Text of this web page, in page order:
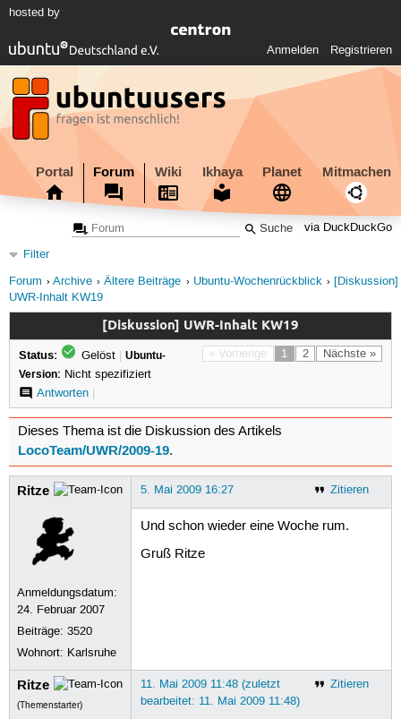
hosted by
Anmelden Registrieren
Portal Forum Wiki Ikhaya Planet Mitmachen
via DuckDuckGo
Filter
Forum
Archive Ältere Beiträge Ubuntu-Wochenrückblick
[Diskussion]
UWR-Inhalt KW19
[Diskussion] UWR-Inhalt KW19
« Vorherige 1 2 Nächste »
Status: Gelöst | Ubuntu-
Version: Nicht spezifiziert
Antworten|
Dieses Thema ist die Diskussion des Artikels
LocoTeam/UWR/2009-19.
Ritze
Anmeldungsdatum:
24. Februar 2007
Beiträge:3520
Wohnort: Karlsruhe
Zitieren
5. Mai 2009 16:27
Und schon wieder eine Woche rum.
Gruß Ritze
Ritze
(Themenstarter)
Zitieren
11. Mai 2009 11:48 (zuletzt
bearbeitet: 11. Mai 2009 11:48)